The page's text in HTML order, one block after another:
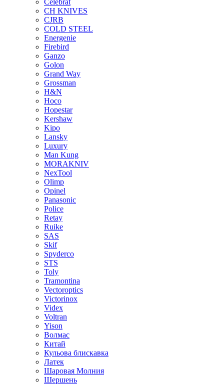
Celebrat
CH KNIVES
CJRB
COLD STEEL
Energenie
Firebird
Ganzo
Golon
Grand Way
Grossman
H&N
Hoco
Hopestar
Kershaw
Kipo
Lansky
Luxury
Man Kung
MORAKNIV
NexTool
Olimp
Opinel
Panasonic
Police
Retay
Ruike
SAS
Skif
Spyderco
STS
Toly
Tramontina
Vectoroptics
Victorinox
Videx
Voltran
Yison
Волмас
Китай
Кульова блискавка
Латек
Шаровая Молния
Шершень